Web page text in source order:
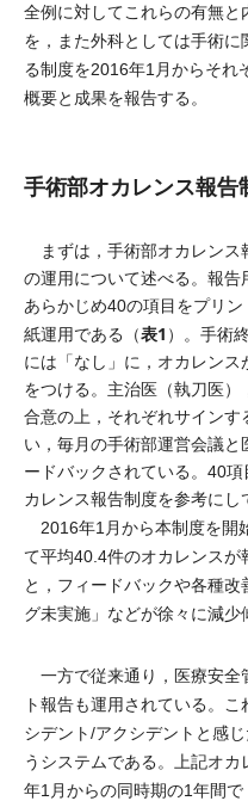
全例に対してこれらの有無
を，また外科としては手術
る制度を2016年1月からそれ
概要と成果を報告する。
手術部オカレンス報告
まずは，手術部オカレンス
の運用について述べる。報告
あらかじめ40の項目をプリン
紙運用である（表1 ）。手術
には「なし」に，オカレン
をつける。主治医（執刀医
合意の上，それぞれサイン
い，毎月の手術部運営会議と
ードバックされている。40
カレンス報告制度を参考にし
2016年1月から本制度を開
て平均40.4件のオカレンスが
と，フィードバックや各種
グ未実施」などが徐々に減少
一方で従来通り，医療安全
ト報告も運用されている。
シデント/アクシデントと感
うシステムである。上記オ
年1月からの同時期の1年間で